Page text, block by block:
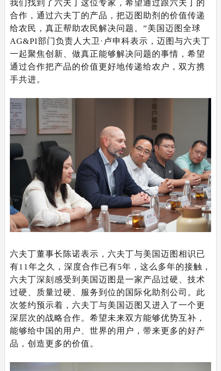
我们找到了六夫丁这位专家，希望通过跟六夫丁的
合作，通过六夫丁的产品，把迈图助剂的价值传递
给农民，真正帮助农民解决问题。”美国迈图全球
AG&PI部门负责人大卫·卢申科表示，迈图与六夫丁
一起聚焦创新、做真正能够解决问题的事情，希望
通过合作把产品的价值更好地传递给农户，双方携
手共进。
六夫丁董事长陈诺表示，六夫丁与美国迈图相识已
有11年之久，深度合作已有5年，这么多年的接触，
六夫丁深刻感受到美国迈图是一家产品过硬、技术
过硬、质量过硬、服务到位的国际化助剂公司。此
次签约预示着，六夫丁与美国迈图又进入了一个更
深层次的战略合作。希望未来双方能够优势互补，
能够给中国的用户、世界的用户，带来更多的好产
品，创造更多的价值。